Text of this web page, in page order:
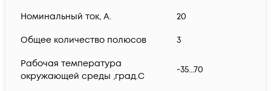
Номинальный ток, А. 20
Общее количество полюсов 3
Рабочая температура
окружающей среды ,град.C
-35...70